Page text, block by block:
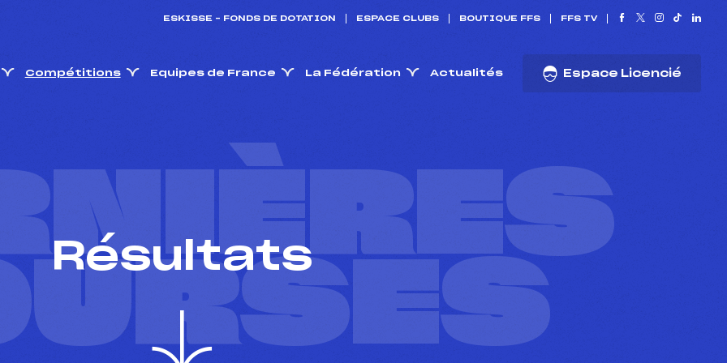
ESKISSE – FONDS DE DOTATION ESPACE CLUBS BOUTIQUE FFS FFS TV
Compétitions Equipes de France La Fédération Actualités Espace Licencié
Résultats